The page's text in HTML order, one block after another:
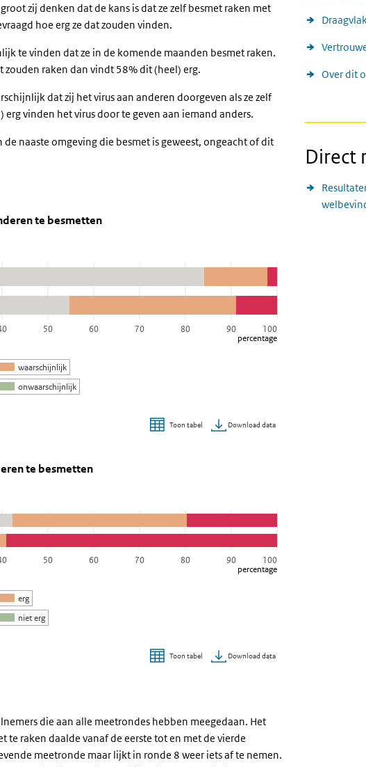
zij denken dat de kans is dat ze zelf besmet raken met
hoe erg ze dat zouden vinden.
te vinden dat ze in de komende maanden besmet raken.
zouden raken dan vindt 58% dit (heel) erg.
dat zij het virus aan anderen doorgeven als ze zelf
vinden het virus door te geven aan iemand anders.
naaste omgeving die besmet is geweest, ongeacht of dit
besmetten
om anderen te besmetten' over en ga naar de datatabel
of om anderen te besmetten
percentage
te besmetten
waarschijnlijk
onwaarschijnlijk
50 60 70 80 90 100
Toon tabel Download data
anderen te besmetten' over en ga naar de datatabel
of om anderen te besmetten
percentage
te besmetten
erg
niet erg
50 60 70 80 90 100
Toon tabel Download data
die aan alle meetrondes hebben meegedaan. Het
raken daalde vanaf de eerste tot en met de vierde
meetronde maar lijkt in ronde 8 weer iets af te nemen.
Over dit
Direct